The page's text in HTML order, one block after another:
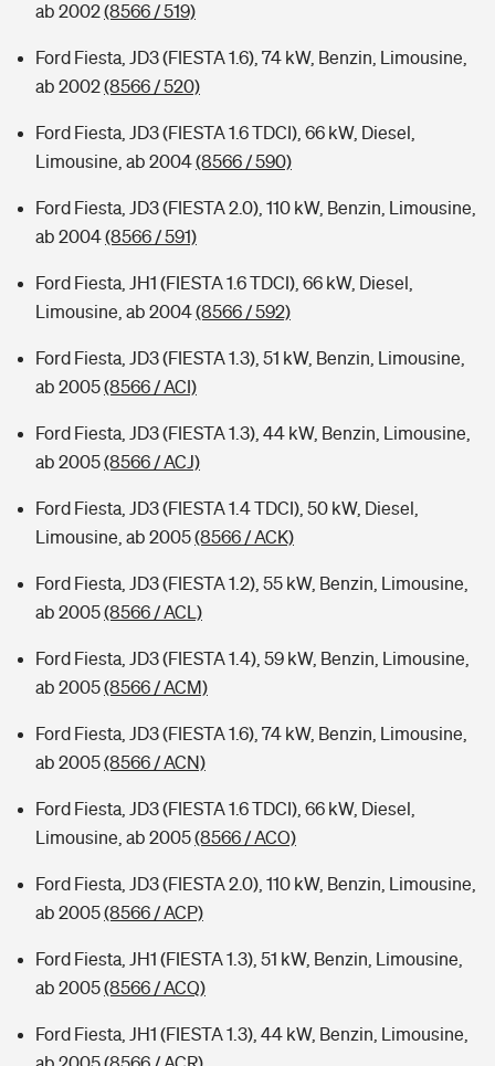
ab 2002(8566 / 519)
Ford Fiesta, JD3 (FIESTA 1.6), 74 kW, Benzin, Limousine,
ab 2002(8566 / 520)
Ford Fiesta, JD3 (FIESTA 1.6 TDCI), 66 kW, Diesel,
Limousine, ab 2004(8566 / 590)
Ford Fiesta, JD3 (FIESTA 2.0), 110 kW, Benzin, Limousine,
ab 2004(8566 / 591)
Ford Fiesta, JH1 (FIESTA 1.6 TDCI), 66 kW, Diesel,
Limousine, ab 2004(8566 / 592)
Ford Fiesta, JD3 (FIESTA 1.3), 51 kW, Benzin, Limousine,
ab 2005(8566 / ACI)
Ford Fiesta, JD3 (FIESTA 1.3), 44 kW, Benzin, Limousine,
ab 2005(8566 / ACJ)
Ford Fiesta, JD3 (FIESTA 1.4 TDCI), 50 kW, Diesel,
Limousine, ab 2005(8566 / ACK)
Ford Fiesta, JD3 (FIESTA 1.2), 55 kW, Benzin, Limousine,
ab 2005(8566 / ACL)
Ford Fiesta, JD3 (FIESTA 1.4), 59 kW, Benzin, Limousine,
ab 2005(8566 / ACM)
Ford Fiesta, JD3 (FIESTA 1.6), 74 kW, Benzin, Limousine,
ab 2005(8566 / ACN)
Ford Fiesta, JD3 (FIESTA 1.6 TDCI), 66 kW, Diesel,
Limousine, ab 2005(8566 / ACO)
Ford Fiesta, JD3 (FIESTA 2.0), 110 kW, Benzin, Limousine,
ab 2005(8566 / ACP)
Ford Fiesta, JH1 (FIESTA 1.3), 51 kW, Benzin, Limousine,
ab 2005(8566 / ACQ)
Ford Fiesta, JH1 (FIESTA 1.3), 44 kW, Benzin, Limousine,